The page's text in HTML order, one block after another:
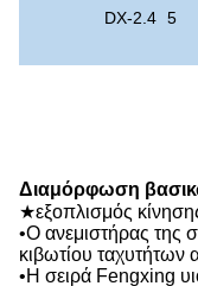
DX-2.4 5
Διαμόρφωση
★εξοπλισμός
•Ο ανεμιστήρας της
κιβωτίου ταχυτήτων
•Η σειρά Fengxing